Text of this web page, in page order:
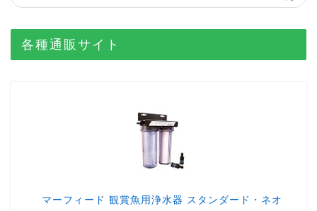
各種通販サイト
マーフィード 観賞魚用浄水器 スタンダード・ネオ